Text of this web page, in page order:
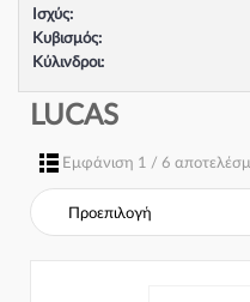
Ισχύς:
Κυβισμός:
Κύλινδροι:
Τύπος κινητήρα:
LUCAS
Εμφάνιση 1 / 6